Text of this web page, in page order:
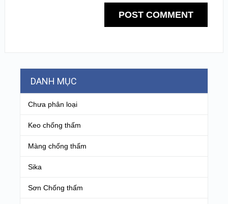
DANH MỤC
Chưa phân loại
Keo chống thấm
Màng chống thấm
Sika
Sơn Chống thấm